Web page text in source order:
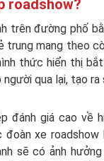
roadshow?
trên đường phố
trung mang theo
thức hiển thị
qua lại, tạo
đánh giá cao về
xe
sẽ có ảnh